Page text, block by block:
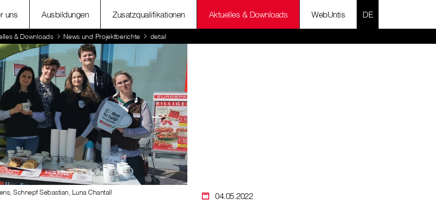
uns Ausbildungen Zusatzqualifikationen Aktuelles & Downloads WebUntis SPRACHE
& Downloads News und Projektberichte detail
04.05.2022
Schnepf Sebastian, Luna Chantall